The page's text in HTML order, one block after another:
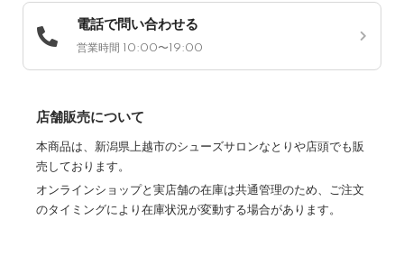
電話で問い合わせる
営業時間 10:00〜19:00
店舗販売について
本商品は、新潟県上越市のシューズサロンなとりや店頭でも販
売しております。
オンラインショップと実店舗の在庫は共通管理のため、ご注文
のタイミングにより在庫状況が変動する場合があります。